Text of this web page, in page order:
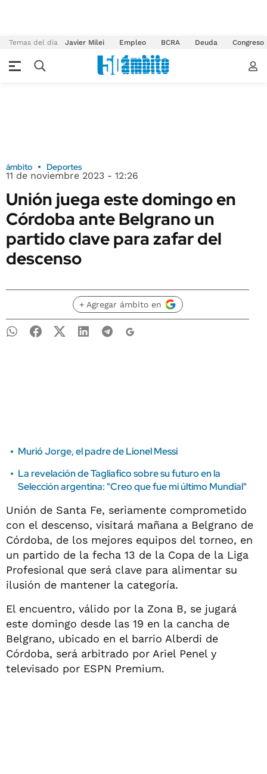
Temas del día Javier Milei Empleo BCRA Deuda Congreso
ámbito Deportes
11 de noviembre 2023 - 12:26
Unión juega este domingo en
Córdoba ante Belgrano un
partido clave para zafar del
descenso
+ Agregar ámbito en
Murió Jorge, el padre de Lionel Messi
La revelación de Tagliafico sobre su futuro en la
Selección argentina: "Creo que fue mi último Mundial"
Unión de Santa Fe, seriamente comprometido
con el descenso, visitará mañana a Belgrano de
Córdoba, de los mejores equipos del torneo, en
un partido de la fecha 13 de la Copa de la Liga
Profesional que será clave para alimentar su
ilusión de mantener la categoría.
El encuentro, válido por la Zona B, se jugará
este domingo desde las 19 en la cancha de
Belgrano, ubicado en el barrio Alberdi de
Córdoba, será arbitrado por Ariel Penel y
televisado por ESPN Premium.